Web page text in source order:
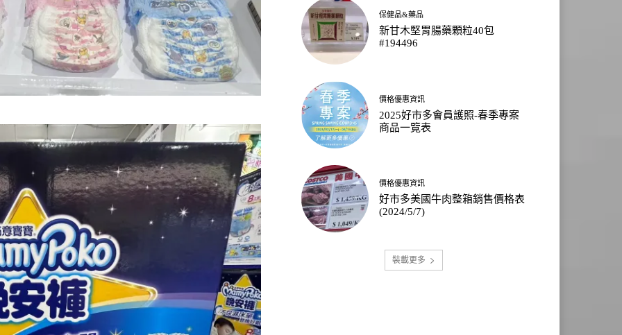
保健品&藥品
新甘木堅胃腸藥顆粒40包
#194496
價格優惠資訊
2025好市多會員護照-春季專案
商品一覽表
價格優惠資訊
好市多美國牛肉整箱銷售價格表
(2024/5/7)
裝載更多